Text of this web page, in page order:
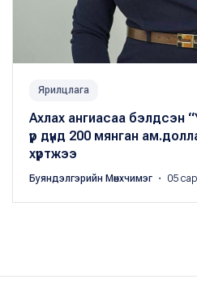
Ярилцлага
Ахлах ангиасаа бэлдсэн
үр дүнд 200 мянган
хүртжээ
Буяндэлгэрийн Мөнхчимэг ・ 05